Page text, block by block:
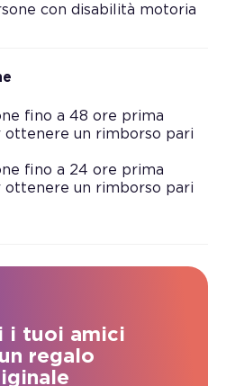
con disabilità motoria
fino a 48 ore prima
ottenere un rimborso pari
fino a 24 ore prima
ottenere un rimborso pari
i tuoi amici
regalo